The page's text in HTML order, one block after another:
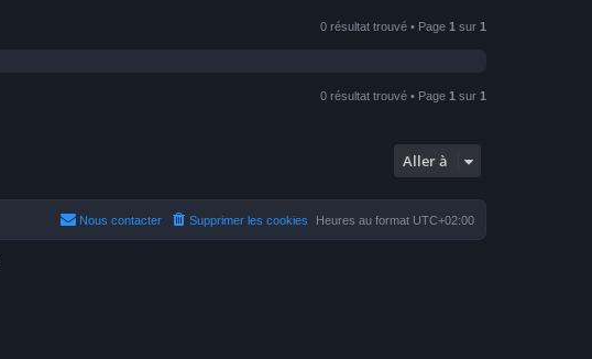
0 résultat trouvé • Page 1 sur 1
0 résultat trouvé • Page 1 sur 1
Aller à
Heures au format UTC+02:00
Supprimer les cookies
Nous contacter